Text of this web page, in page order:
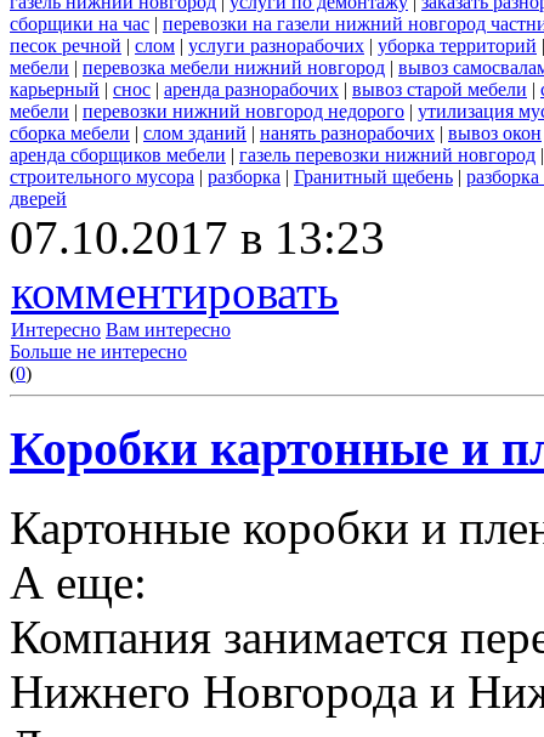
сборщики на час | перевозки на газели нижний новгород
песок речной | слом | услуги разнорабочих | уборка территорий
мебели | перевозка мебели нижний новгород | вывоз
карьерный | снос | аренда разнорабочих | вывоз старой мебели |
мебели | перевозки нижний новгород недорого | утилизация
сборка мебели | слом зданий | нанять разнорабочих | вывоз окон
аренда сборщиков мебели | газель перевозки нижний новгород
строительного мусора | разборка | Гранитный щебень |
дверей
07.10.2017 в 13:23
комментировать
Интересно Вам интересно
Больше не интересно
(0)
Коробки картонные и
Картонные коробки и
А еще:
Компания занимается
Нижнего Новгорода и